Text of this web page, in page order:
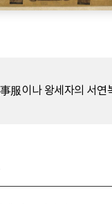
服이나 왕세자의 서